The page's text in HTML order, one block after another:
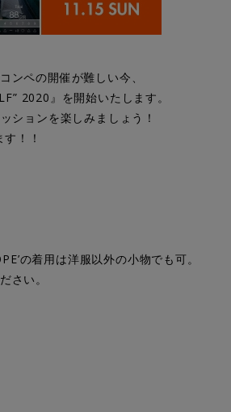
ンペの開催が難しい今、
2020』を開始いたします。
ションを楽しみましょう！
！！
の着用は洋服以外の小物でも可。
さい。